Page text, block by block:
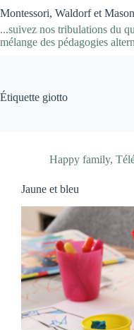
au
contenu
Montessori, Waldorf et
...suivez nos tribulations du
mélange des pédagogies
Étiquette giotto
Happy family,
Jaune et bleu